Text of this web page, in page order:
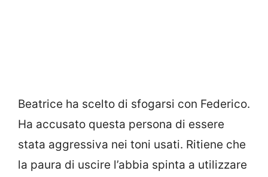
Beatrice ha scelto di sfogarsi con Federico.
Ha accusato questa persona di essere
stata aggressiva nei toni usati. Ritiene che
la paura di uscire l’abbia spinta a utilizzare